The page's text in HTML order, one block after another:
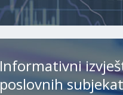
Informativni
poslovnih